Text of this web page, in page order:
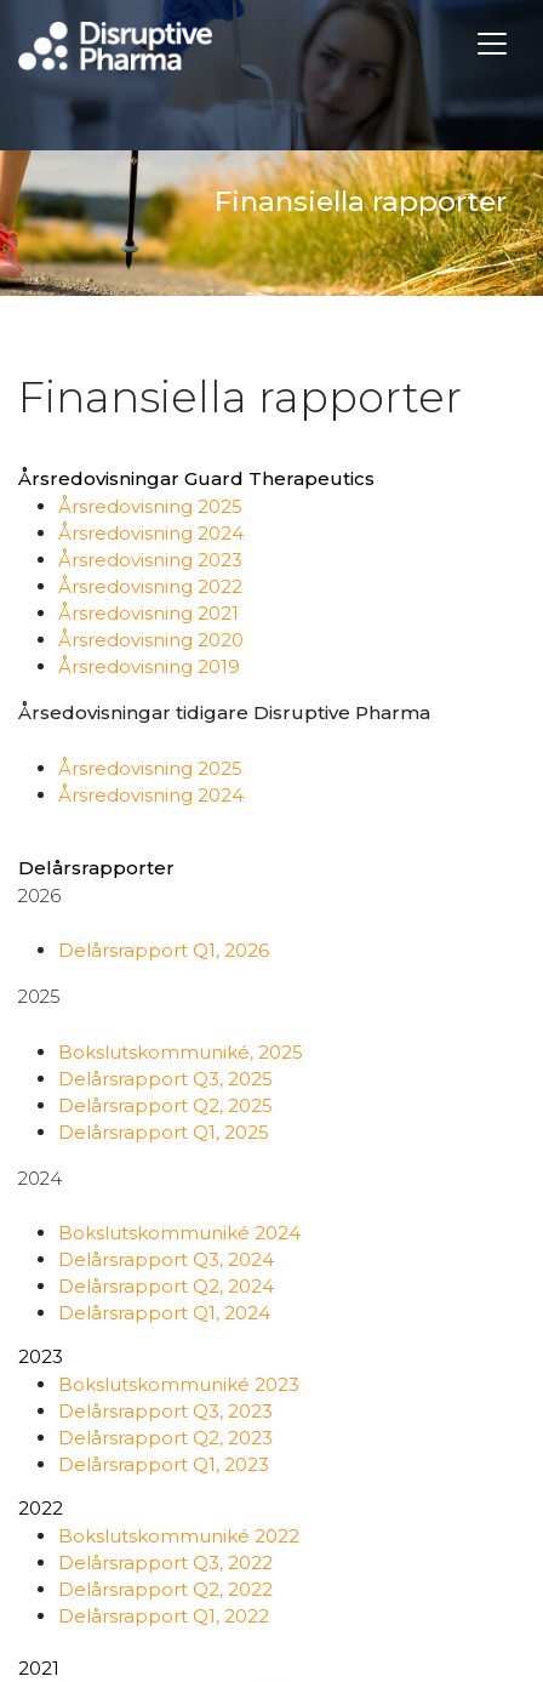
Finansiella rapporter
Finansiella rapporter
Årsredovisningar Guard Therapeutics
Årsredovisning 2025
Årsredovisning 2024
Årsredovisning 2023
Årsredovisning 2022
Årsredovisning 2021
Årsredovisning 2020
Årsredovisning 2019
Årsedovisningar tidigare Disruptive Pharma
Årsredovisning 2025
Årsredovisning 2024
Delårsrapporter
2026
Delårsrapport Q1, 2026
2025
Bokslutskommuniké, 2025
Delårsrapport Q3, 2025
Delårsrapport Q2, 2025
Delårsrapport Q1, 2025
2024
Bokslutskommuniké 2024
Delårsrapport Q3, 2024
Delårsrapport Q2, 2024
Delårsrapport Q1, 2024
2023
Bokslutskommuniké 2023
Delårsrapport Q3, 2023
Delårsrapport Q2, 2023
Delårsrapport Q1, 2023
2022
Bokslutskommuniké 2022
Delårsrapport Q3, 2022
Delårsrapport Q2, 2022
Delårsrapport Q1, 2022
2021